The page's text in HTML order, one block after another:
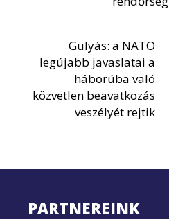
Gulyás: a NATO
legújabb javaslatai a
háborúba való
közvetlen beavatkozás
veszélyét rejtik
PARTNEREINK